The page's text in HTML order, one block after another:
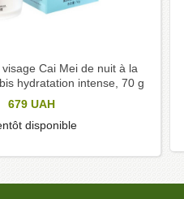
Cai Mei de nuit à la
hydratation intense, 70 g
679 UAH
disponible